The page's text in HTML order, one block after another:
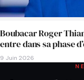
Boubacar Roger
entre dans sa phase
9 Juin 2026